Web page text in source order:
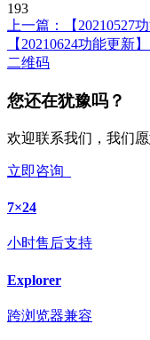
193
上一篇：
【20210527
【20210624功能更新
二维码
您还在犹豫吗？
欢迎联系我们，我们
立即咨询
7×24
小时售后支持
Explorer
跨浏览器兼容